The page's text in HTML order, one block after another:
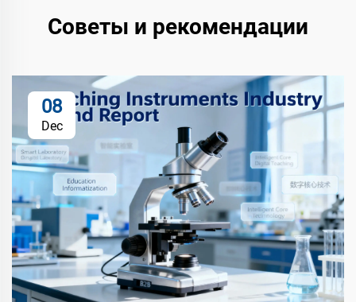
Советы и рекомендации
08
Dec